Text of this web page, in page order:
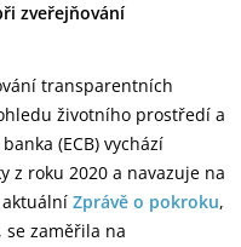
zveřejňování
transparentních
životního prostředí a
(ECB) vychází
z roku 2020 a navazuje na
Zprávě o pokroku,
se zaměřila na